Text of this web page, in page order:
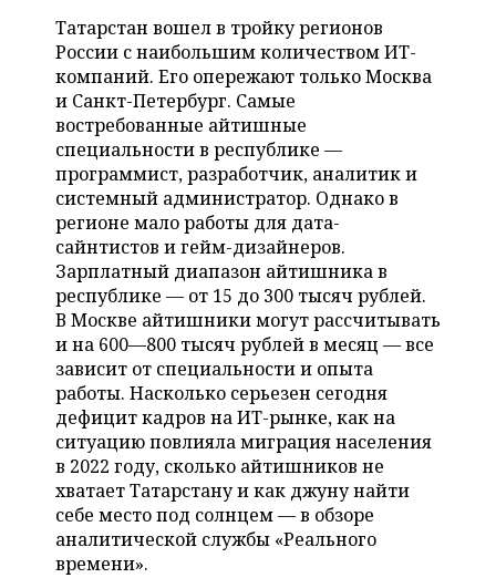
ОТКРЫТАЯ ЛЕКЦИЯ
БАСКЕТБОЛ
ВОЛЕЙБОЛ
КИБЕРСПОРТ
ФИГУРНОЕ КАТАНИЕ
ВОДНЫЕ ВИДЫ СПОРТА
ХОККЕЙ С МЯЧОМ
ИНФРАСТРУКТУРА
ИСТОРИЯ
КУЛЬТУРА
МЕДИЦИНА
ОБРАЗОВАНИЕ
ПРОИСШЕСТВИЯ
СПРАВОЧНИК
СПИСОК ПЕРСОН
СПИСОК КОМПАНИЙ
ПОЛНАЯ ВЕРСИЯ
Татарстан вошел в тройку регионов
России с наибольшим количеством ИТ-
компаний. Его опережают только Москва
и Санкт-Петербург. Самые
востребованные айтишные
специальности в республике —
программист, разработчик, аналитик и
системный администратор. Однако в
регионе мало работы для дата-
сайнтистов и гейм-дизайнеров.
Зарплатный диапазон айтишника в
республике — от 15 до 300 тысяч рублей.
В Москве айтишники могут рассчитывать
и на 600—800 тысяч рублей в месяц — все
зависит от специальности и опыта
работы. Насколько серьезен сегодня
дефицит кадров на ИТ-рынке, как на
ситуацию повлияла миграция населения
в 2022 году, сколько айтишников не
хватает Татарстану и как джуну найти
себе место под солнцем — в обзоре
аналитической службы «Реального
времени».